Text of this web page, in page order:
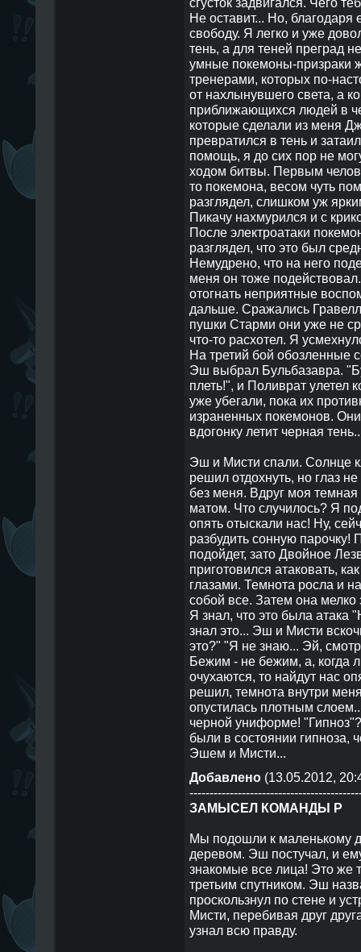
Не оставит... Но, благодаря
свободу. Я легко и уже
тень, а для теней преград
умные покемоны-призраки
тренерами, которых по-
от нахлынувшего света, а
приближающихся людей в
которые сделали из меня
превратился в тень и
помощь, я до сих пор не
ходом битвы. Первым
то покемона, весом чуть
разглядел, слишком уж
Пикачу нахмурился и с
После электроатаки
разглядел, что это был
Немудрено, что на него
меня он тоже
отогнать неприятные
дальше. Сражались
пушки Старми они уже не
что-то расхотел. Я
На третий бой обозленные
Эш выбрал Бульбазавра.
плеть!", и Поливрат улетел
уже убегали, пока их
израненных покемонов.
вдогонку летит черная
Эш и Мисти спали. Солнце
решил отдохнуть, но глаз
без меня. Вдруг моя
матом. Что случилось? Я
опять отыскали нас! Ну,
разбудить сонную парочку!
подойдет, зато Двойное
приготовился атаковать,
глазами. Темнота росла и
собой все. Затем она мелко
Я знал, что это была атака
знал это... Эш и Мисти
это?" "Я не знаю... Эй,
Бежим - не бежим, а, когда
очухаются, то найдут нас
решил, темнота внутри
опустилась плотным
черной униформе!
были в состоянии гипноза,
Эшем и Мисти...
Добавлено(13.05.2012,
ЗАМЫСЕЛ КОМАНДЫ Р
Мы подошли к маленькому
деревом. Эш постучал, и
знакомые все лица! Это же
третьим спутником. Эш
проскользнул по стене и
Мисти, перебивая друг
узнал всю правду.